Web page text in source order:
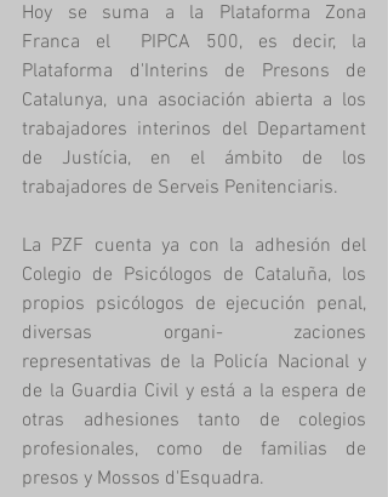
Hoy se suma a la Plataforma Zona
Franca el  PIPCA 500, es decir, la
Plataforma d'Interins de Presons de
Catalunya, una asociación abierta a los
trabajadores interinos del Departament
de Justícia, en el ámbito de los
trabajadores de Serveis Penitenciaris.
La PZF cuenta ya con la adhesión del
Colegio de Psicólogos de Cataluña, los
propios psicólogos de ejecución penal,
diversas organi- zaciones
representativas de la Policía Nacional y
de la Guardia Civil y está a la espera de
otras adhesiones tanto de colegios
profesionales, como de familias de
presos y Mossos d'Esquadra.